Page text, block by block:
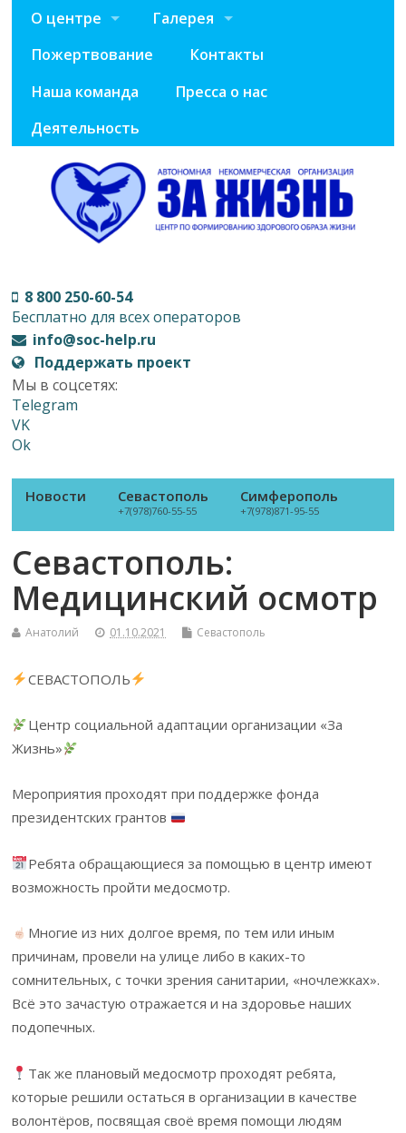
О центре
Галерея
Пожертвование
Контакты
Наша команда
Пресса о нас
Деятельность
8 800 250-60-54
Бесплатно для всех операторов
info@soc-help.ru
Поддержать проект
Мы в соцсетях:
Telegram
VK
Ok
Новости Севастополь
+7(978)760-55-55
Симферополь
+7(978)871-95-55
Севастополь:
Медицинский осмотр
Анатолий 01.10.2021 Севастополь
СЕВАСТОПОЛЬ
Центр социальной адаптации организации «За
Жизнь»
Мероприятия проходят при поддержке фонда
президентских грантов
Ребята обращающиеся за помощью в центр имеют
возможность пройти медосмотр.
Многие из них долгое время, по тем или иным
причинам, провели на улице либо в каких-то
сомнительных, с точки зрения санитарии, «ночлежках».
Всё это зачастую отражается и на здоровье наших
подопечных.
Так же плановый медосмотр проходят ребята,
которые решили остаться в организации в качестве
волонтёров, посвящая своё время помощи людям